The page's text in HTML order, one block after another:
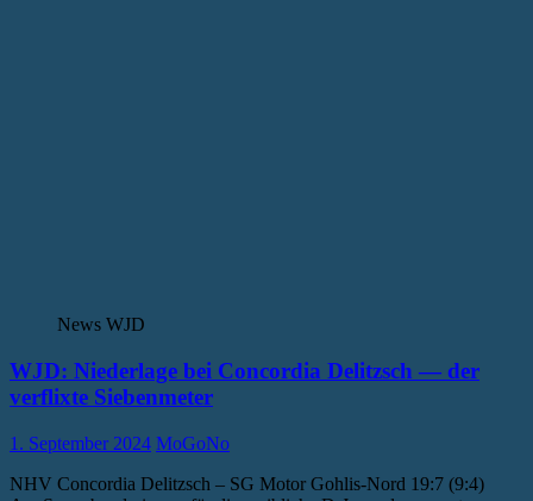
News WJD
WJD: Niederlage bei Concordia Delitzsch — der
verflixte Siebenmeter
1. September 2024 MoGoNo
NHV Concordia Delitzsch – SG Motor Gohlis-Nord 19:7 (9:4)